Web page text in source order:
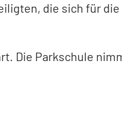
die sich für
Parkschule